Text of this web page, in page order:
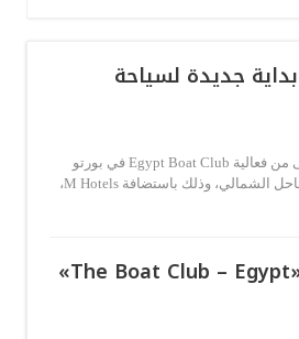
بداية جديدة لسياحة
أطلقت مجموعة عامر (Amer Group) النسخة الأولى من فعالية Egypt Boat Club في بورتو
مارينا يخت كلوب، أول مارينا يخوت حقيقية في الساحل الشمالي، وذلك باستضافة M Hotels،
«عامر» تستضيف أولى فعاليات «The Boat Club – Egypt»